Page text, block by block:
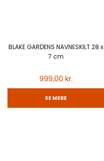
BLAKE GARDENS NAVNESKILT 28 x
7 cm
999,00 kr.
SE MERE